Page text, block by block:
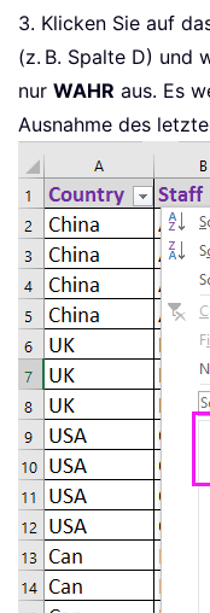
3. Klicken Sie auf
(z. B. Spalte D) und
nur WAHR aus. Es
Ausnahme des